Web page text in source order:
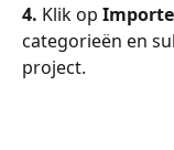
4. Klik op
categorieën en
project.